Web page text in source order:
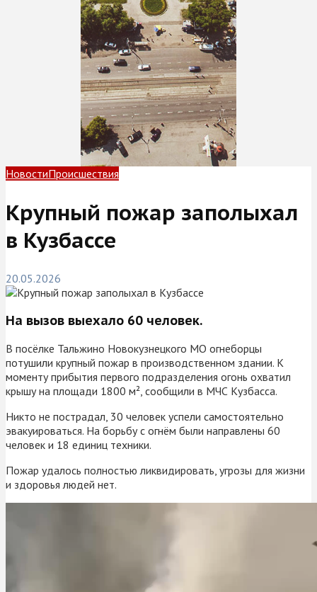
НовостиПроисшествия
Крупный пожар заполыхал
в Кузбассе
20.05.2026
На вызов выехало 60 человек.
В посёлке Тальжино Новокузнецкого МО огнеборцы
потушили крупный пожар в производственном здании. К
моменту прибытия первого подразделения огонь охватил
крышу на площади 1800 м², сообщили в МЧС Кузбасса.
Никто не пострадал, 30 человек успели самостоятельно
эвакуироваться. На борьбу с огнём были направлены 60
человек и 18 единиц техники.
Пожар удалось полностью ликвидировать, угрозы для жизни
и здоровья людей нет.